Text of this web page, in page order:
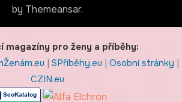
by Themeansar.
magazíny pro ženy a příběhy:
| SPříběhy.eu | Osobní stránky |
CZIN.eu